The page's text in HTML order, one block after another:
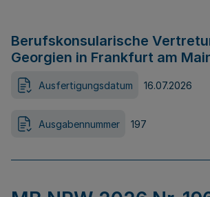
Berufskonsularische
Georgien in Frankfurt am
Ausfertigungsdatum 16.07.2026
Ausgabennummer 197